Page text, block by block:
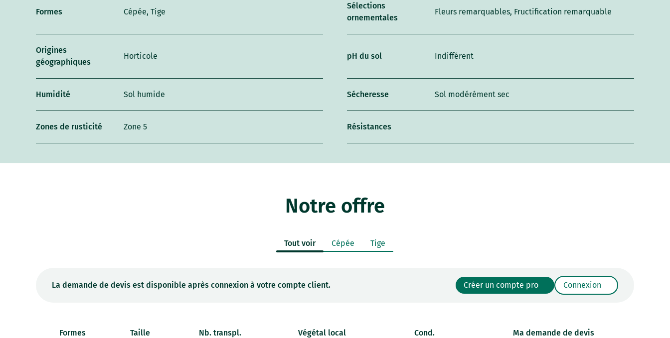
Formes Cépée, Tige
Sélections
ornementales
Fleurs remarquables, Fructification remarquable
Origines
géographiques
Horticole pH du sol Indifférent
Humidité Sol humide Sécheresse Sol modérément sec
Zones de rusticité Zone 5 Résistances
Notre offre
Tout voir Cépée Tige
La demande de devis est disponible après connexion à votre compte client. Créer un compte pro Connexion
Formes Taille Nb. transpl. Végétal local Cond. Ma demande de devis